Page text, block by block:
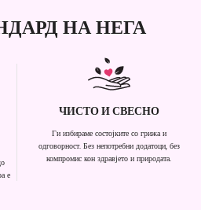
НА НЕГА
е
ЧИСТО И СВЕСНО
Ги избираме состојките со грижа и
одговорност. Без непотребни додатоци, без
компромис кон здравјето и природата.